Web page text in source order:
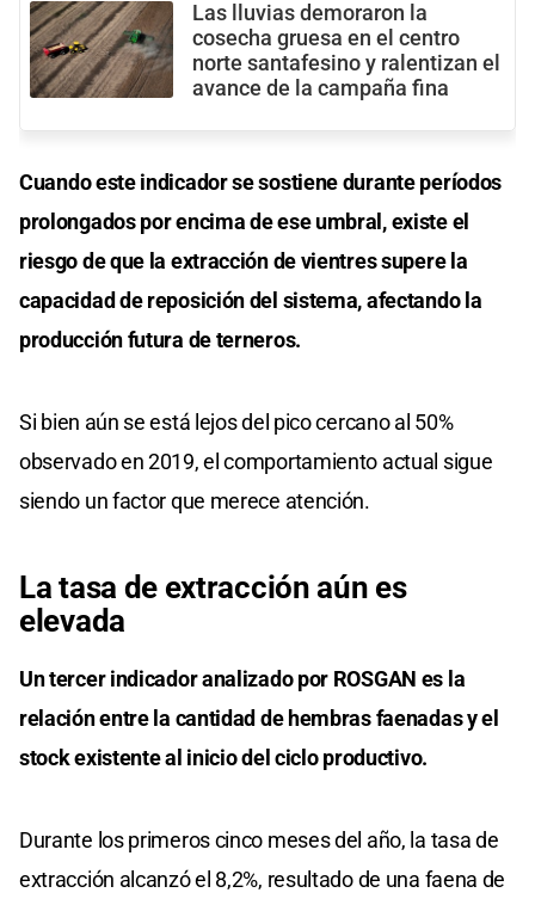
Las lluvias demoraron la
cosecha gruesa en el centro
norte santafesino y ralentizan el
avance de la campaña fina
Cuando este indicador se sostiene durante períodos
prolongados por encima de ese umbral, existe el
riesgo de que la extracción de vientres supere la
capacidad de reposición del sistema, afectando la
producción futura de terneros.
Si bien aún se está lejos del pico cercano al 50%
observado en 2019, el comportamiento actual sigue
siendo un factor que merece atención.
La tasa de extracción aún es
elevada
Un tercer indicador analizado por ROSGAN es la
relación entre la cantidad de hembras faenadas y el
stock existente al inicio del ciclo productivo.
Durante los primeros cinco meses del año, la tasa de
extracción alcanzó el 8,2%, resultado de una faena de